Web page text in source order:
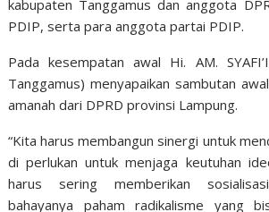
kabupaten Tanggamus dan anggota
PDIP, serta para anggota partai PDIP.
Pada kesempatan awal Hi. AM.
Tanggamus) menyapaikan sambutan
amanah dari DPRD provinsi Lampung.
“Kita harus membangun sinergi untuk
di perlukan untuk menjaga keutuhan
harus sering memberikan
bahayanya paham radikalisme yang